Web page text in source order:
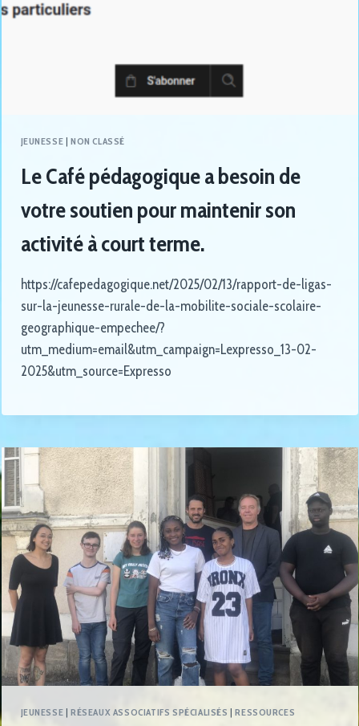
JEUNESSE |NON CLASSÉ
Le Café pédagogique a besoin de
votre soutien pour maintenir son
activité à court terme.
https://cafepedagogique.net/2025/02/13/rapport-de-ligas-
sur-la-jeunesse-rurale-de-la-mobilite-sociale-scolaire-
geographique-empechee/?
utm_medium=email&utm_campaign=Lexpresso_13-02-
2025&utm_source=Expresso
JEUNESSE |RÉSEAUX ASSOCIATIFS SPÉCIALISÉS |RESSOURCES